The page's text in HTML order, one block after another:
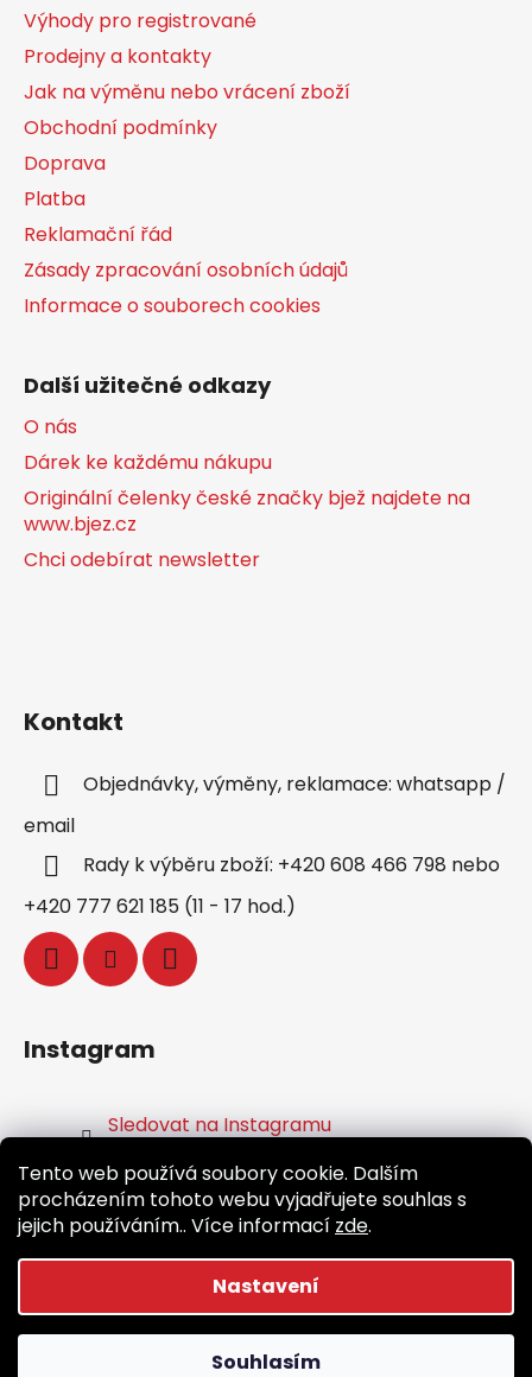
Tento web používá soubory cookie. Dalším
procházením tohoto webu vyjadřujete souhlas s
jejich používáním.. Více informací zde.
Nastavení
Souhlasím
v
i
s
u
Výhody pro registrované
Prodejny a kontakty
Jak na výměnu nebo vrácení zboží
Obchodní podmínky
Doprava
Platba
Reklamační řád
Zásady zpracování osobních údajů
Informace o souborech cookies
Další užitečné odkazy
O nás
Dárek ke každému nákupu
Originální čelenky české značky bjež najdete na
www.bjez.cz
Chci odebírat newsletter
Kontakt
Objednávky, výměny, reklamace: whatsapp /
email
Rady k výběru zboží: +420 608 466 798 nebo
+420 777 621 185 (11 - 17 hod.)
Instagram
Sledovat na Instagramu
Facebook
Vytvořil Shoptet
Běž.cz. Všechna práva vyhrazena.